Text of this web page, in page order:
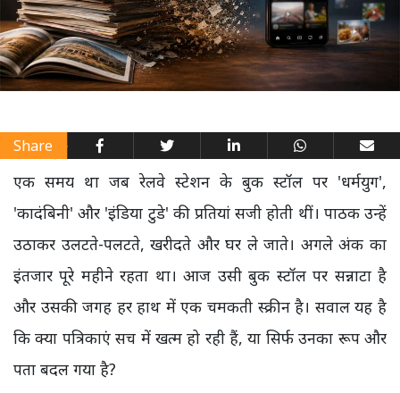
Share
एक समय था जब रेलवे स्टेशन के बुक स्टॉल पर 'धर्मयुग',
'कादंबिनी' और 'इंडिया टुडे' की प्रतियां सजी होती थीं। पाठक उन्हें
उठाकर उलटते-पलटते, खरीदते और घर ले जाते। अगले अंक का
इंतजार पूरे महीने रहता था। आज उसी बुक स्टॉल पर सन्नाटा है
और उसकी जगह हर हाथ में एक चमकती स्क्रीन है। सवाल यह है
कि क्या पत्रिकाएं सच में खत्म हो रही हैं, या सिर्फ उनका रूप और
पता बदल गया है?